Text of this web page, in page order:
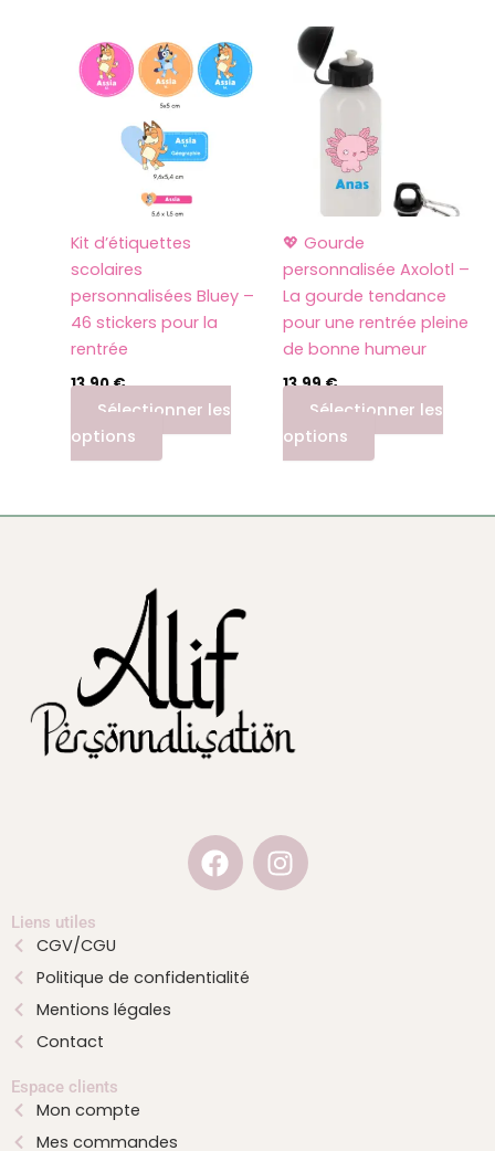
Kit d’étiquettes
scolaires
personnalisées Bluey –
46 stickers pour la
rentrée
13,90€
Sélectionner les
options
💖 Gourde
personnalisée Axolotl –
La gourde tendance
pour une rentrée pleine
de bonne humeur
13,99€
Sélectionner les
options
F
a
c
o
I
n
s
Liens utiles
CGV/CGU
Politique de confidentialité
Mentions légales
Contact
Espace clients
Mon compte
Mes commandes